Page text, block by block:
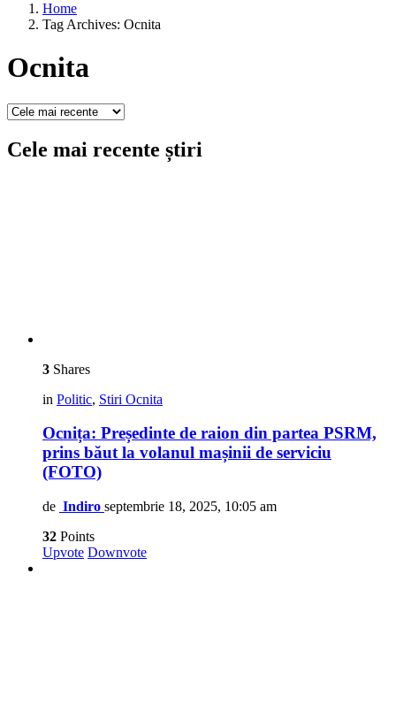
Home
Tag Archives: Ocnita
Ocnita
Cele mai recente știri
3 Shares
in Politic, Stiri Ocnita
Ocnița: Președinte de raion din partea PSRM,
prins băut la volanul mașinii de serviciu
(FOTO)
de Indiro septembrie 18, 2025, 10:05 am
32 Points
Upvote Downvote